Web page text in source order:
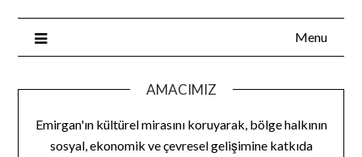
Menu
AMACIMIZ
Emirgan'ın kültürel mirasını koruyarak, bölge halkının
sosyal, ekonomik ve çevresel gelişimine katkıda